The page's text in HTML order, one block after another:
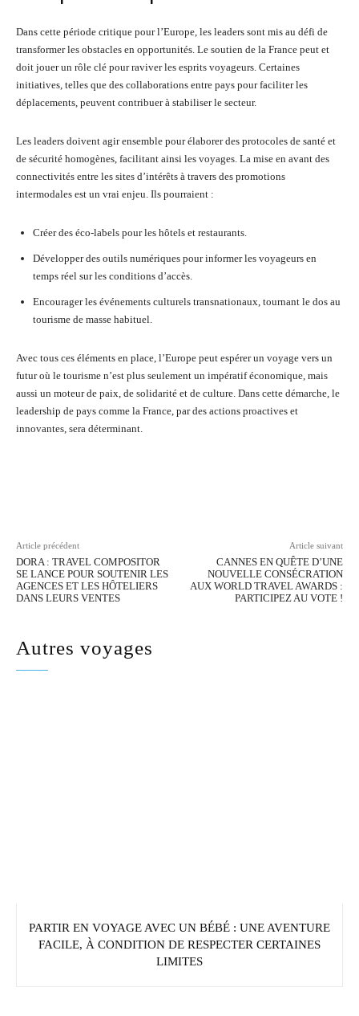
Dans cette période critique pour l’Europe, les leaders sont mis au défi de
transformer les obstacles en opportunités. Le soutien de la France peut et
doit jouer un rôle clé pour raviver les esprits voyageurs. Certaines
initiatives, telles que des collaborations entre pays pour faciliter les
déplacements, peuvent contribuer à stabiliser le secteur.
Les leaders doivent agir ensemble pour élaborer des protocoles de santé et
de sécurité homogènes, facilitant ainsi les voyages. La mise en avant des
connectivités entre les sites d’intérêts à travers des promotions
intermodales est un vrai enjeu. Ils pourraient :
Créer des éco-labels pour les hôtels et restaurants.
Développer des outils numériques pour informer les voyageurs en
temps réel sur les conditions d’accès.
Encourager les événements culturels transnationaux, tournant le dos au
tourisme de masse habituel.
Avec tous ces éléments en place, l’Europe peut espérer un voyage vers un
futur où le tourisme n’est plus seulement un impératif économique, mais
aussi un moteur de paix, de solidarité et de culture. Dans cette démarche, le
leadership de pays comme la France, par des actions proactives et
innovantes, sera déterminant.
Article précédent
DORA : TRAVEL COMPOSITOR
SE LANCE POUR SOUTENIR LES
AGENCES ET LES HÔTELIERS
DANS LEURS VENTES
Article suivant
CANNES EN QUÊTE D’UNE
NOUVELLE CONSÉCRATION
AUX WORLD TRAVEL AWARDS :
PARTICIPEZ AU VOTE !
Autres voyages
PARTIR EN VOYAGE AVEC UN BÉBÉ : UNE AVENTURE
FACILE, À CONDITION DE RESPECTER CERTAINES
LIMITES